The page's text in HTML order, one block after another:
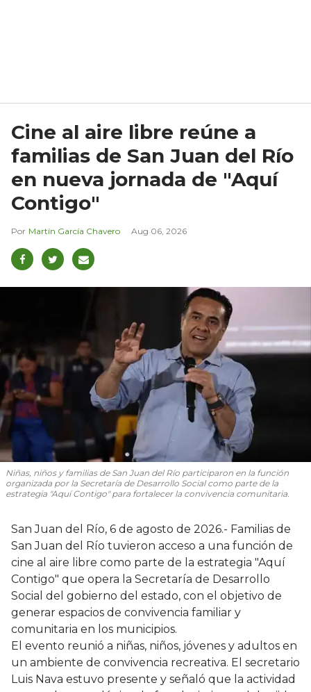
Cine al aire libre reúne a
familias de San Juan del Río
en nueva jornada de "Aquí
Contigo"
Martín García Chavero Aug 06, 2026
Niñas, niños y familias de San Juan del Río participaron en la función
organizada por la Secretaría de Desarrollo Social como parte de la
estrategia "Aquí Contigo" para fortalecer la convivencia comunitaria.
San Juan del Río, 6 de agosto de 2026.- Familias de
San Juan del Río tuvieron acceso a una función de
cine al aire libre como parte de la estrategia "Aquí
Contigo" que opera la Secretaría de Desarrollo
Social del gobierno del estado, con el objetivo de
generar espacios de convivencia familiar y
comunitaria en los municipios.
El evento reunió a niñas, niños, jóvenes y adultos en
un ambiente de convivencia recreativa. El secretario
Luis Nava estuvo presente y señaló que la actividad